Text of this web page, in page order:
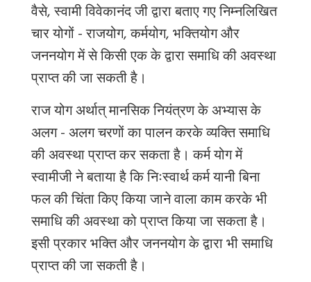
वैसे, स्वामी विवेकानंद जी द्वारा बताए गए निम्नलिखित
चार योगों - राजयोग, कर्मयोग, भक्तियोग और
जननयोग में से किसी एक के द्वारा समाधि की अवस्था
प्राप्त की जा सकती है।
राज योग अर्थात् मानसिक नियंत्रण के अभ्यास के
अलग - अलग चरणों का पालन करके व्यक्ति समाधि
की अवस्था प्राप्त कर सकता है। कर्म योग में
स्वामीजी ने बताया है कि निःस्वार्थ कर्म यानी बिना
फल की चिंता किए किया जाने वाला काम करके भी
समाधि की अवस्था को प्राप्त किया जा सकता है।
इसी प्रकार भक्ति और जननयोग के द्वारा भी समाधि
प्राप्त की जा सकती है।